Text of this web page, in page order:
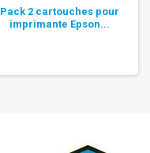
Pack 2 cartouches pour
imprimante Epson...